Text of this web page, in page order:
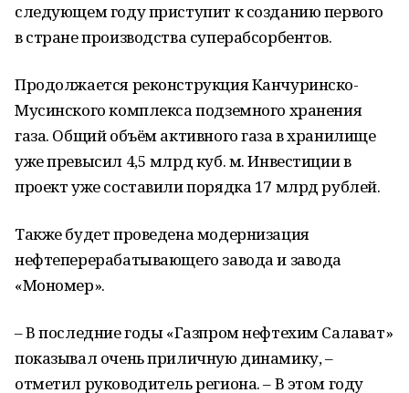
следующем году приступит к созданию первого
в стране производства суперабсорбентов.
Продолжается реконструкция Канчуринско-
Мусинского комплекса подземного хранения
газа. Общий объём активного газа в хранилище
уже превысил 4,5 млрд куб. м. Инвестиции в
проект уже составили порядка 17 млрд рублей.
Также будет проведена модернизация
нефтеперерабатывающего завода и завода
«Мономер».
– В последние годы «Газпром нефтехим Салават»
показывал очень приличную динамику, –
отметил руководитель региона. – В этом году